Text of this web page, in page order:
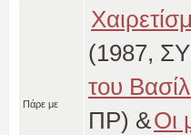
Πάρε με
(1987,
του
ΠΡ) &Οι